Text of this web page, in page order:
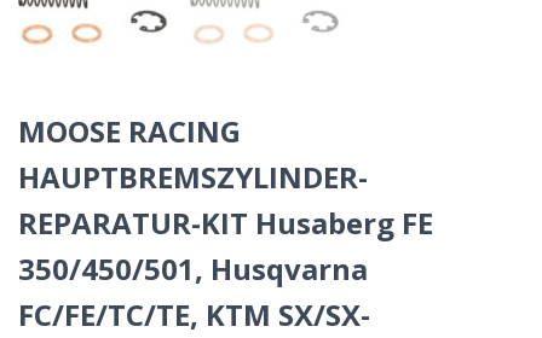
MOOSE RACING
HAUPTBREMSZYLINDER-
REPARATUR-KIT Husaberg FE
350/450/501, Husqvarna
FC/FE/TC/TE, KTM SX/SX-